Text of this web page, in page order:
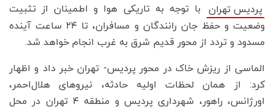
پردیس تهران
با توجه به تاریکی هوا و اطمینان از تثبیت
وضعیت و حفظ جان رانندگان و مسافران، تا ۲۴ ساعت آینده
مسدود و تردد از محور قدیم شرق به غرب انجام خواهد شد.
الماسی از ریزش خاک در محور پردیس- تهران خبر داد و اظهار
کرد: از همان لحظات اولیه حادثه، نیروهای هلال‌احمر،
اورژانس، راهور، شهرداری پردیس و منطقه ۴ تهران در محل